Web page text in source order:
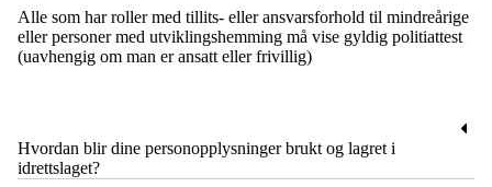
Alle som har roller med tillits- eller ansvarsforhold til mindreårige
eller personer med utviklingshemming må vise gyldig politiattest
(uavhengig om man er ansatt eller frivillig)
Hvordan blir dine personopplysninger brukt og lagret i
idrettslaget?